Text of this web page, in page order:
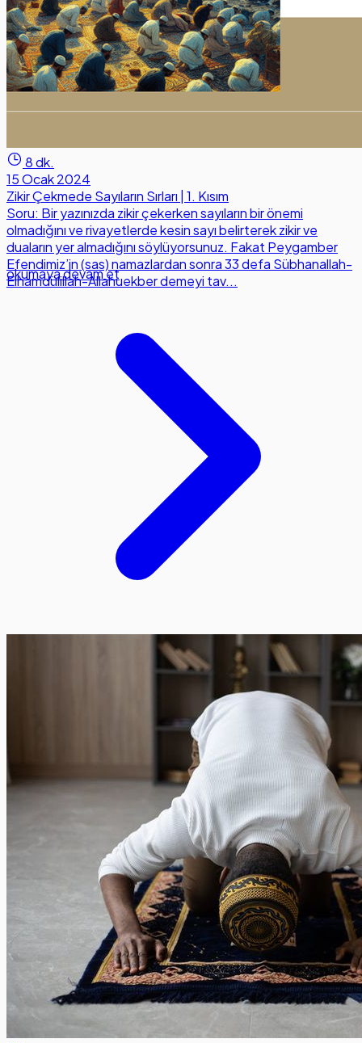
8 dk.
15 Ocak 2024
Zikir Çekmede Sayıların Sırları | 1. Kısım
Soru: Bir yazınızda zikir çekerken sayıların bir önemi
olmadığını ve rivayetlerde kesin sayı belirterek zikir ve
duaların yer almadığını söylüyorsunuz. Fakat Peygamber
Efendimiz’in (sas) namazlardan sonra 33 defa Sübhanallah-
Elhamdülillah-Allahuekber demeyi tav...
okumaya devam et